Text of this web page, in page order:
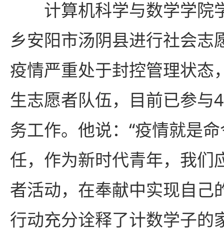
计算机科学与数学学院
乡安阳市汤阴县进行社会志
疫情严重处于封控管理状态
生志愿者队伍，目前已参与
务工作。他说：“疫情就是
任，作为新时代青年，我们
者活动，在奉献中实现自己
行动充分诠释了计数学子的